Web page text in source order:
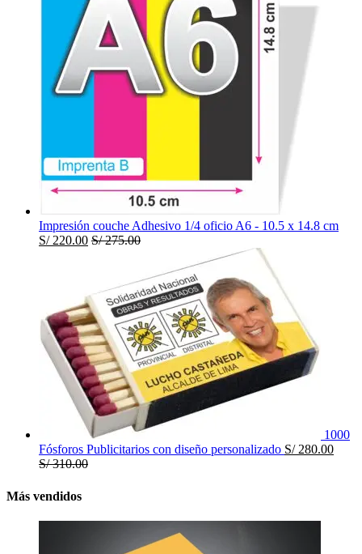
Impresión couche Adhesivo 1/4 oficio A6 - 10.5 x 14.8 cm
S/220.00 S/275.00
1000
Fósforos Publicitarios con diseño personalizado S/280.00
S/310.00
Más vendidos